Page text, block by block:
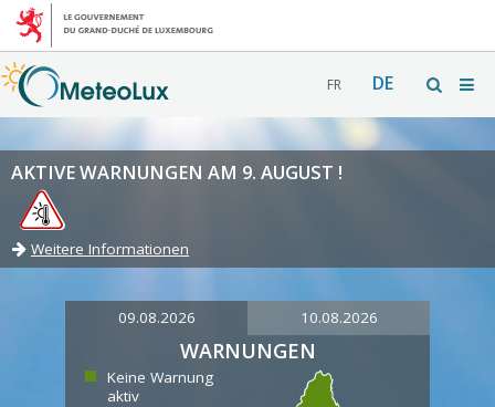
FR DE
AKTIVE WARNUNGEN AM 9. AUGUST !
Weitere Informationen
09.08.2026 10.08.2026
WARNUNGEN
Keine Warnung
aktiv